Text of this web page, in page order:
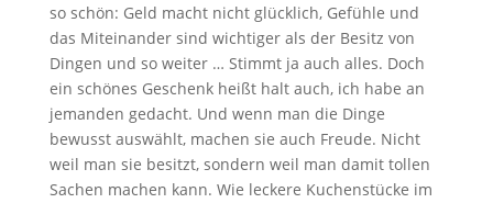
so schön: Geld macht nicht glücklich, Gefühle und
das Miteinander sind wichtiger als der Besitz von
Dingen und so weiter … Stimmt ja auch alles. Doch
ein schönes Geschenk heißt halt auch, ich habe an
jemanden gedacht. Und wenn man die Dinge
bewusst auswählt, machen sie auch Freude. Nicht
weil man sie besitzt, sondern weil man damit tollen
Sachen machen kann. Wie leckere Kuchenstücke im